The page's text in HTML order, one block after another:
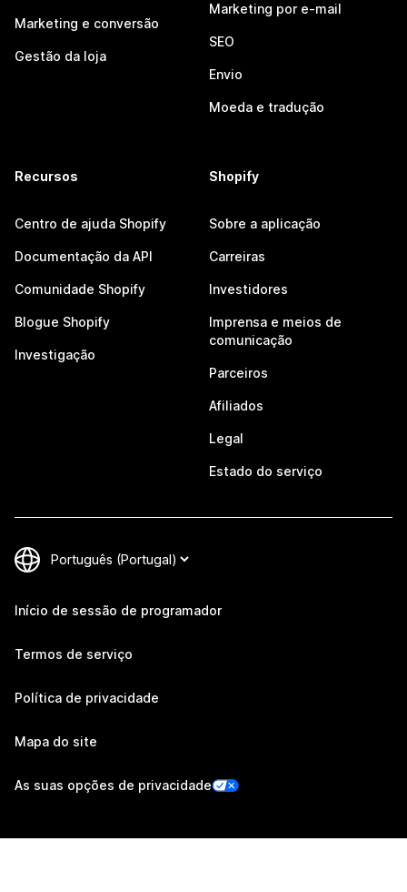
Marketing e conversão
Gestão da loja
Marketing por e-mail
SEO
Envio
Moeda e tradução
Recursos
Centro de ajuda Shopify
Documentação da API
Comunidade Shopify
Blogue Shopify
Investigação
Shopify
Sobre a aplicação
Carreiras
Investidores
Imprensa e meios de
comunicação
Parceiros
Afiliados
Legal
Estado do serviço
Início de sessão de programador
Termos de serviço
Política de privacidade
Mapa do site
As suas opções de privacidade